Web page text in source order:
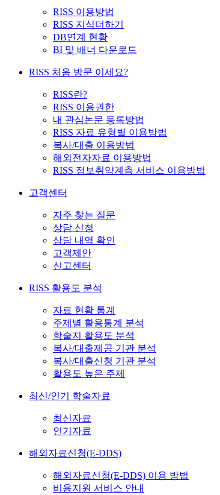
RISS 이용방법
RISS 지식더하기
DB연계 현황
BI 및 배너 다운로드
RISS 처음 방문 이세요?
RISS란?
RISS 이용권한
내 관심논문 등록방법
RISS 자료 유형별 이용방법
복사/대출 이용방법
해외전자자료 이용방법
RISS 정보취약계층 서비스 이용방법
고객센터
자주 찾는 질문
상담 신청
상담 내역 확인
고객제안
신고센터
RISS 활용도 분석
자료 현황 통계
주제별 활용통계 분석
학술지 활용도 분석
복사/대출제공 기관 분석
복사/대출신청 기관 분석
활용도 높은 주제
최신/인기 학술자료
최신자료
인기자료
해외자료신청(E-DDS)
해외자료신청(E-DDS) 이용 방법
비용지원 서비스 안내